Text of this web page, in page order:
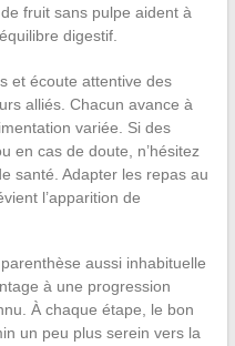
fruit sans pulpe aident à
digestif.
et écoute attentive des
alliés. Chacun avance à
variée. Si des
en cas de doute, n’hésitez
santé. Adapter les repas au
l’apparition de
aussi inhabituelle
à une progression
À chaque étape, le bon
un peu plus serein vers la